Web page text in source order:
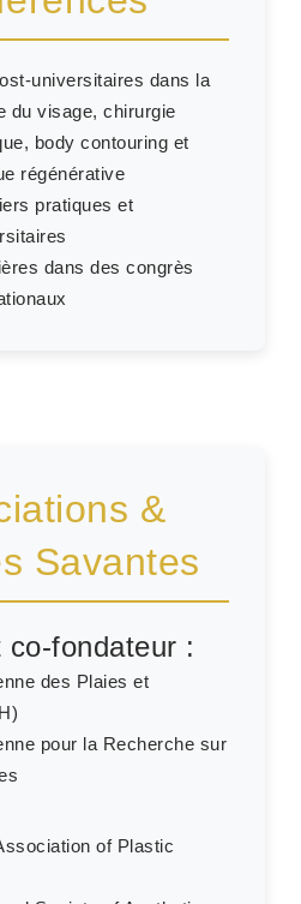
universitaires dans la
du visage, chirurgie
body contouring et
régénérative
pratiques et
dans des congrès
&
Savantes
co-fondateur :
des Plaies et
pour la Recherche sur
of Plastic